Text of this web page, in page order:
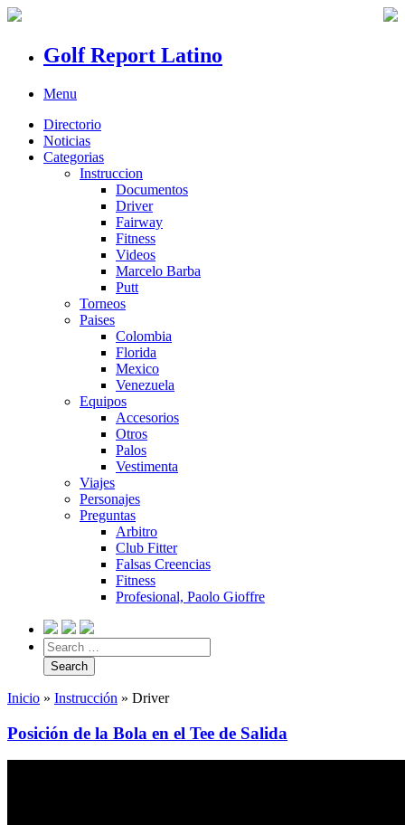
Golf Report Latino
Menu
Directorio
Noticias
Categorias
Instruccion
Documentos
Driver
Fairway
Fitness
Videos
Marcelo Barba
Putt
Torneos
Paises
Colombia
Florida
Mexico
Venezuela
Equipos
Accesorios
Otros
Palos
Vestimenta
Viajes
Personajes
Preguntas
Arbitro
Club Fitter
Falsas Creencias
Fitness
Profesional, Paolo Gioffre
Inicio » Instrucción » Driver
Posición de la Bola en el Tee de Salida